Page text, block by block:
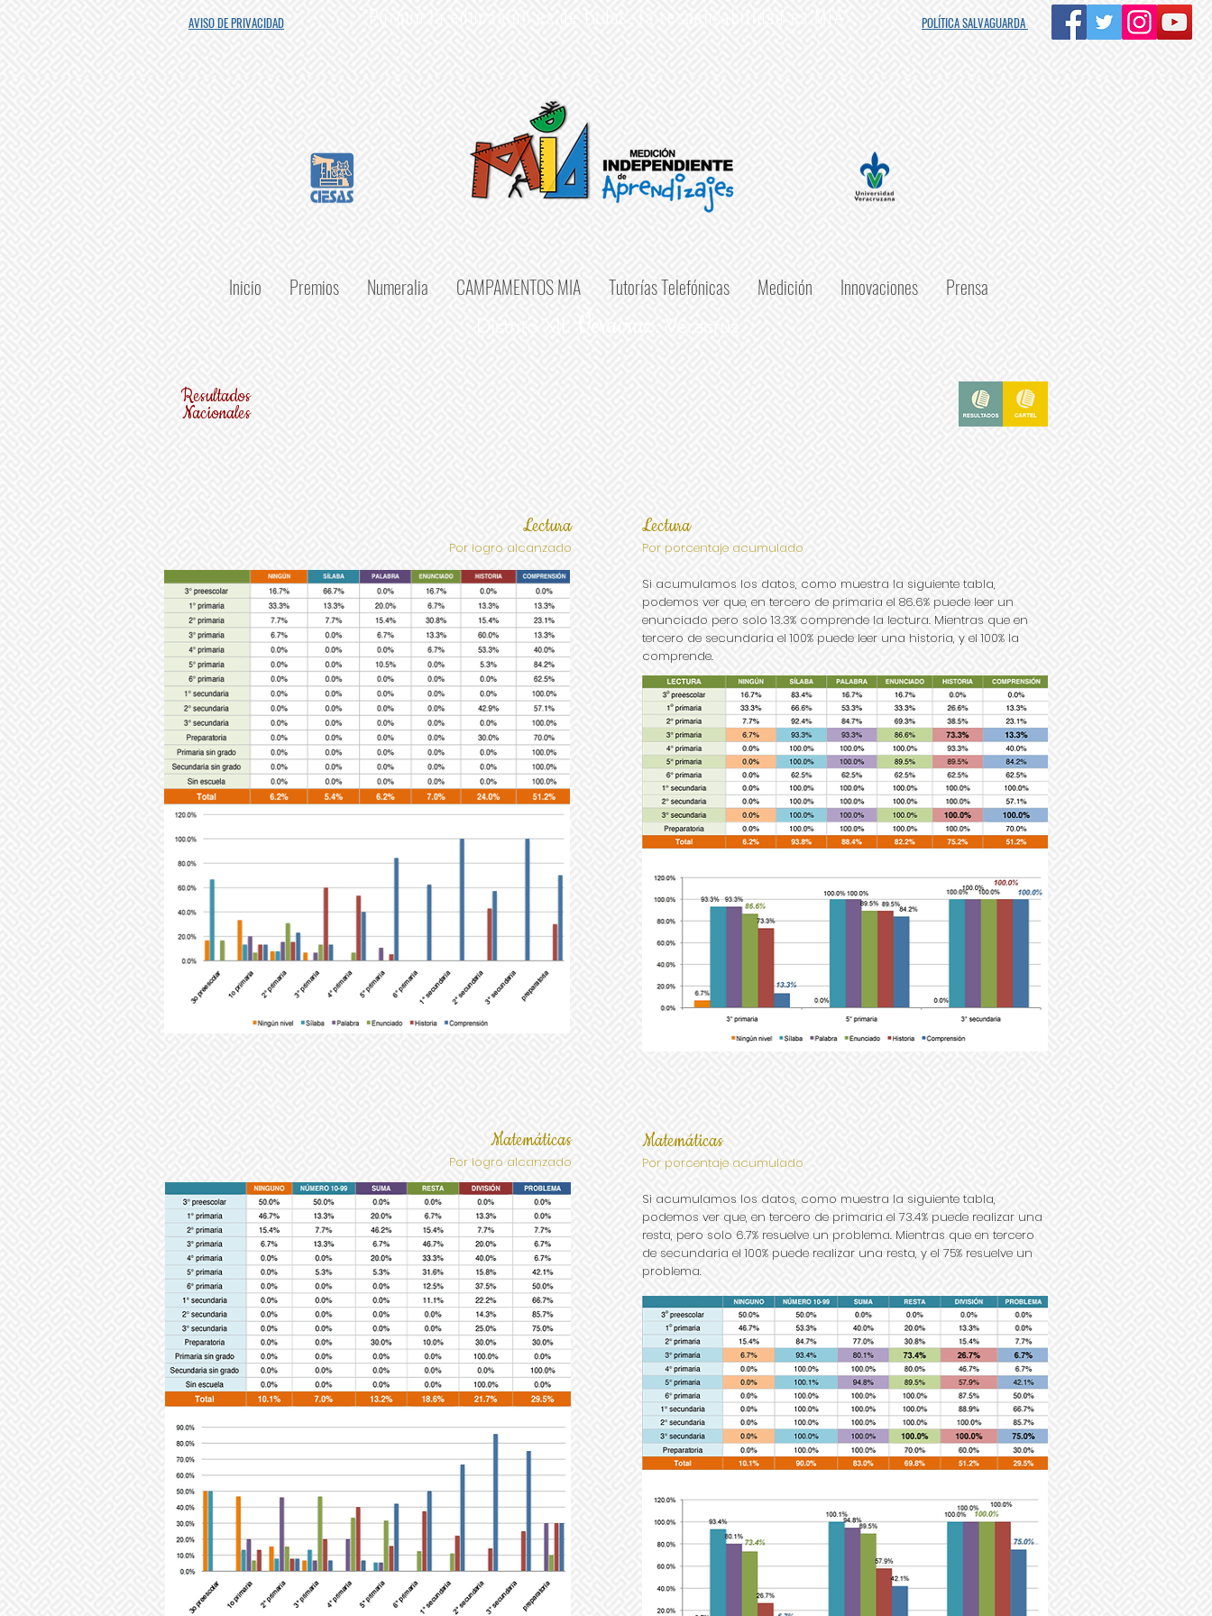
AVISO DE PRIVACIDAD POLÍTICA SALVAGUARDA
Inicio Premios Numeralia CAMPAMENTOS MIA Tutorías Telefónicas Medición Innovaciones Prensa
Resultados
Nacionales
Lectura
Por logro alcanzado
Lectura
Por porcentaje acumulado
Si acumulamos los datos, como muestra la siguiente tabla,
podemos ver que, en tercero de primaria el 86.6% puede leer un
enunciado pero solo 13.3% comprende la lectura. Mientras que en
tercero de secundaria el 100% puede leer una historia, y el 100% la
comprende.
Matemáticas
Por logro alcanzado
Matemáticas
Por porcentaje acumulado
Si acumulamos los datos, como muestra la siguiente tabla,
podemos ver que, en tercero de primaria el 73.4% puede realizar una
resta, pero solo 6.7% resuelve un problema. Mientras que en tercero
de secundaria el 100% puede realizar una resta, y el 75% resuelve un
problema.